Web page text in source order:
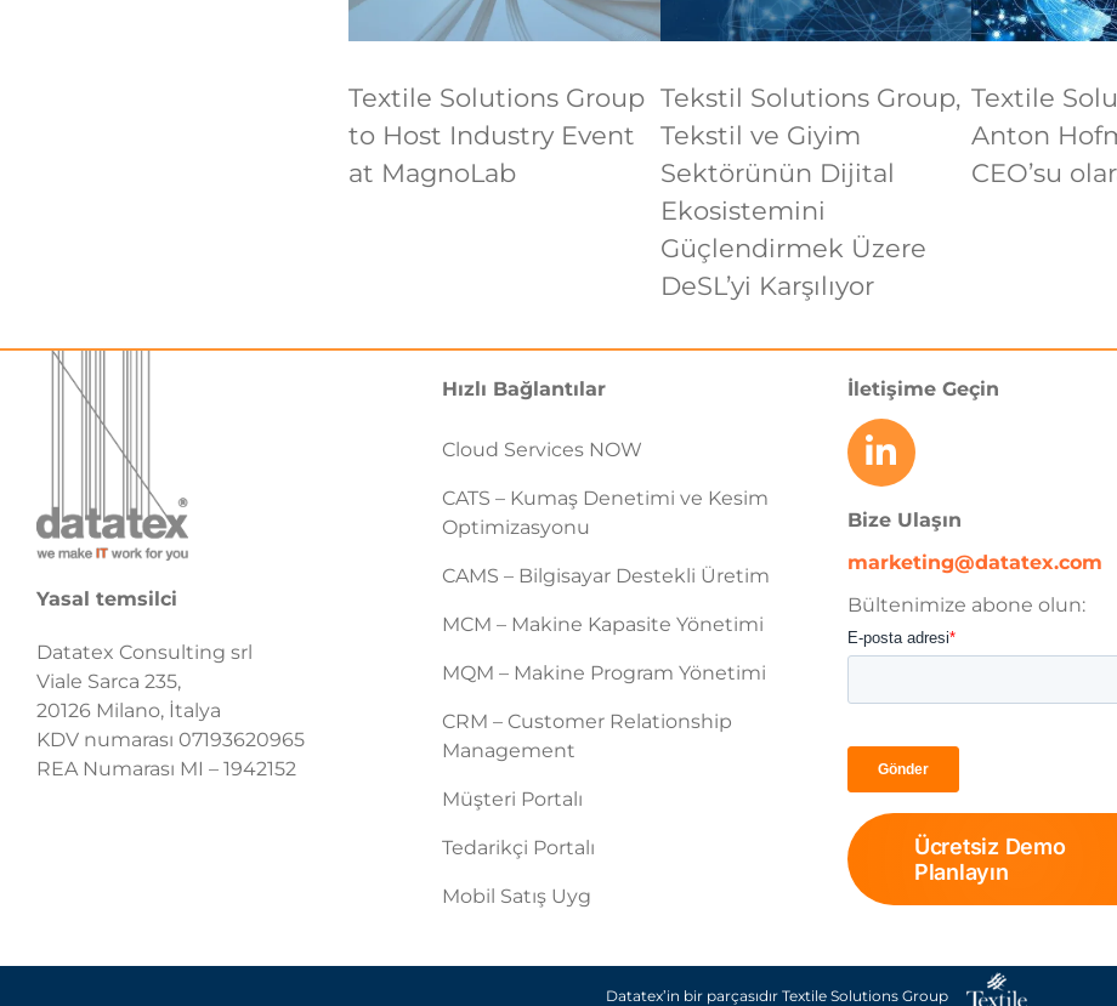
Textile Solutions Group
to Host Industry Event
at MagnoLab
Tekstil Solutions Group,
Tekstil ve Giyim
Sektörünün Dijital
Ekosistemini
Güçlendirmek Üzere
DeSL’yi Karşılıyor
Textile
Anton
CEO’su
Yasal temsilci
Datatex Consulting srl
Viale Sarca 235,
20126 Milano, İtalya
KDV numarası 07193620965
REA Numarası MI – 1942152
Hızlı Bağlantılar
Cloud Services NOW
CATS – Kumaş Denetimi ve Kesim
Optimizasyonu
CAMS – Bilgisayar Destekli Üretim
MCM – Makine Kapasite Yönetimi
MQM – Makine Program Yönetimi
CRM – Customer Relationship
Management
Müşteri Portalı
Tedarikçi Portalı
Mobil Satış Uyg
İletişime Geçin
Bize Ulaşın
marketing@datatex.com
Bültenimize abone olun:
Ücretsiz Demo
Planlayın
Datatex’in bir parçasıdır Textile Solutions Group